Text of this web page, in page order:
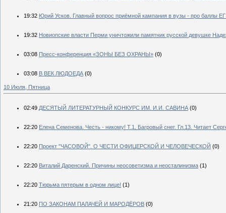
19:32 Юрий Усков. Главный вопрос приёмной кампания в вузы - про баллы
19:32 Новиопские власти Перми уничтожили памятник русской девушке
03:08 Пресс-конференция «ЗОНЫ БЕЗ ОХРАНЫ» (0)
03:08 В ВЕК ЛЮДОЕДА (0)
10 Июля, Пятница
02:49 ДЕСЯТЫЙ ЛИТЕРАТУРНЫЙ КОНКУРС ИМ. И.И. САВИНА (0)
22:20 Елена Семенова. Честь - никому! Т.1. Багровый снег. Гл.13. Читает
22:20 Проект "ЧАСОВОЙ". О ЧЕСТИ ОФИЦЕРСКОЙ И ЧЕЛОВЕЧЕСКОЙ (0)
22:20 Виталий Даренский. Причины неосоветизма и неосталинизма (1)
22:20 Тюрьма пятерым в одном лице! (1)
21:20 ПО ЗАКОНАМ ПАЛАЧЕЙ И МАРОДЁРОВ (0)